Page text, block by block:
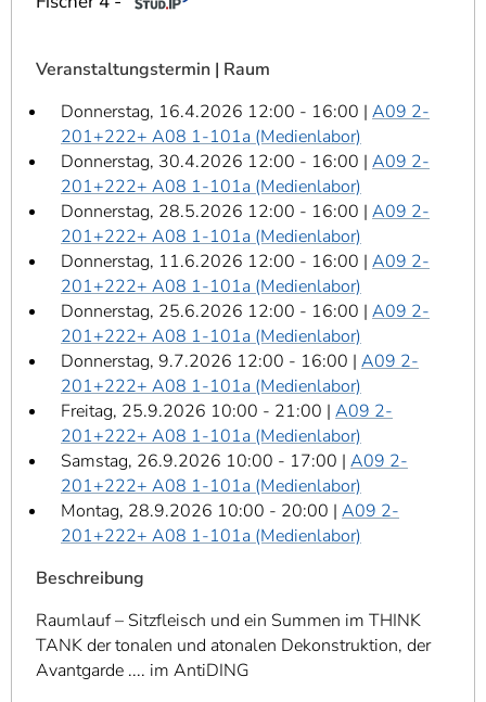
Veranstaltungstermin | Raum
Donnerstag, 16.4.2026 12:00 - 16:00 | A09 2-
201+222+ A08 1-101a (Medienlabor)
Donnerstag, 30.4.2026 12:00 - 16:00 | A09 2-
201+222+ A08 1-101a (Medienlabor)
Donnerstag, 28.5.2026 12:00 - 16:00 | A09 2-
201+222+ A08 1-101a (Medienlabor)
Donnerstag, 11.6.2026 12:00 - 16:00 | A09 2-
201+222+ A08 1-101a (Medienlabor)
Donnerstag, 25.6.2026 12:00 - 16:00 | A09 2-
201+222+ A08 1-101a (Medienlabor)
Donnerstag, 9.7.2026 12:00 - 16:00 | A09 2-
201+222+ A08 1-101a (Medienlabor)
Freitag, 25.9.2026 10:00 - 21:00 | A09 2-
201+222+ A08 1-101a (Medienlabor)
Samstag, 26.9.2026 10:00 - 17:00 | A09 2-
201+222+ A08 1-101a (Medienlabor)
Montag, 28.9.2026 10:00 - 20:00 | A09 2-
201+222+ A08 1-101a (Medienlabor)
Beschreibung
Raumlauf – Sitzfleisch und ein Summen im THINK
TANK der tonalen und atonalen Dekonstruktion, der
Avantgarde .... im AntiDING